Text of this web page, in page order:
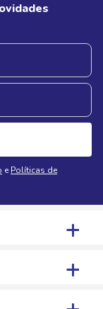
e Políticas de